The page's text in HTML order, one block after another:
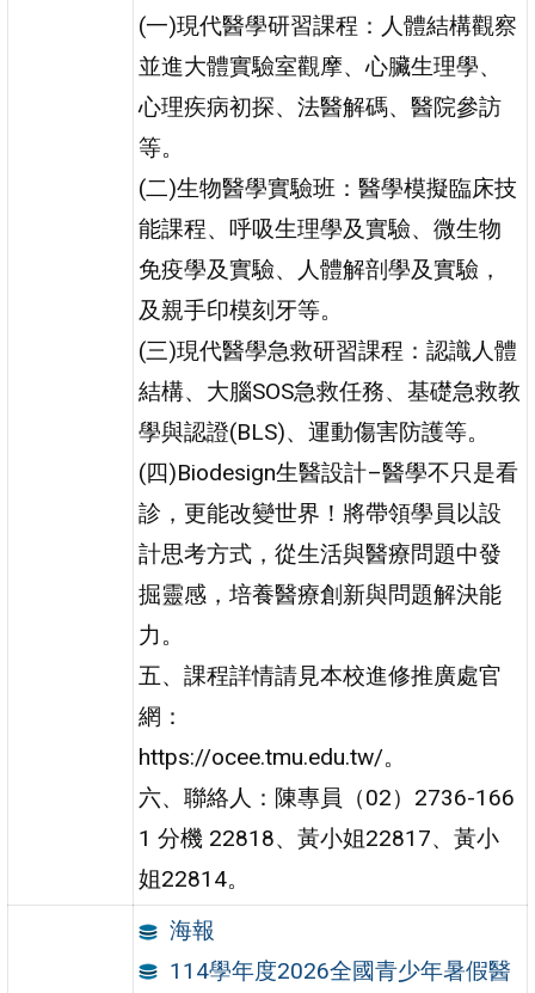
(一)現代醫學研習課程：人體結構觀察
並進大體實驗室觀摩、心臟生理學、
心理疾病初探、法醫解碼、醫院參訪
等。
(二)生物醫學實驗班：醫學模擬臨床技
能課程、呼吸生理學及實驗、微生物
免疫學及實驗、人體解剖學及實驗，
及親手印模刻牙等。
(三)現代醫學急救研習課程：認識人體
結構、大腦SOS急救任務、基礎急救教
學與認證(BLS)、運動傷害防護等。
(四)Biodesign生醫設計–醫學不只是看
診，更能改變世界！將帶領學員以設
計思考方式，從生活與醫療問題中發
掘靈感，培養醫療創新與問題解決能
力。
五、課程詳情請見本校進修推廣處官
網：
https://ocee.tmu.edu.tw/。
六、聯絡人：陳專員（02）2736-166
1 分機 22818、黃小姐22817、黃小
姐22814。
海報
114學年度2026全國青少年暑假醫